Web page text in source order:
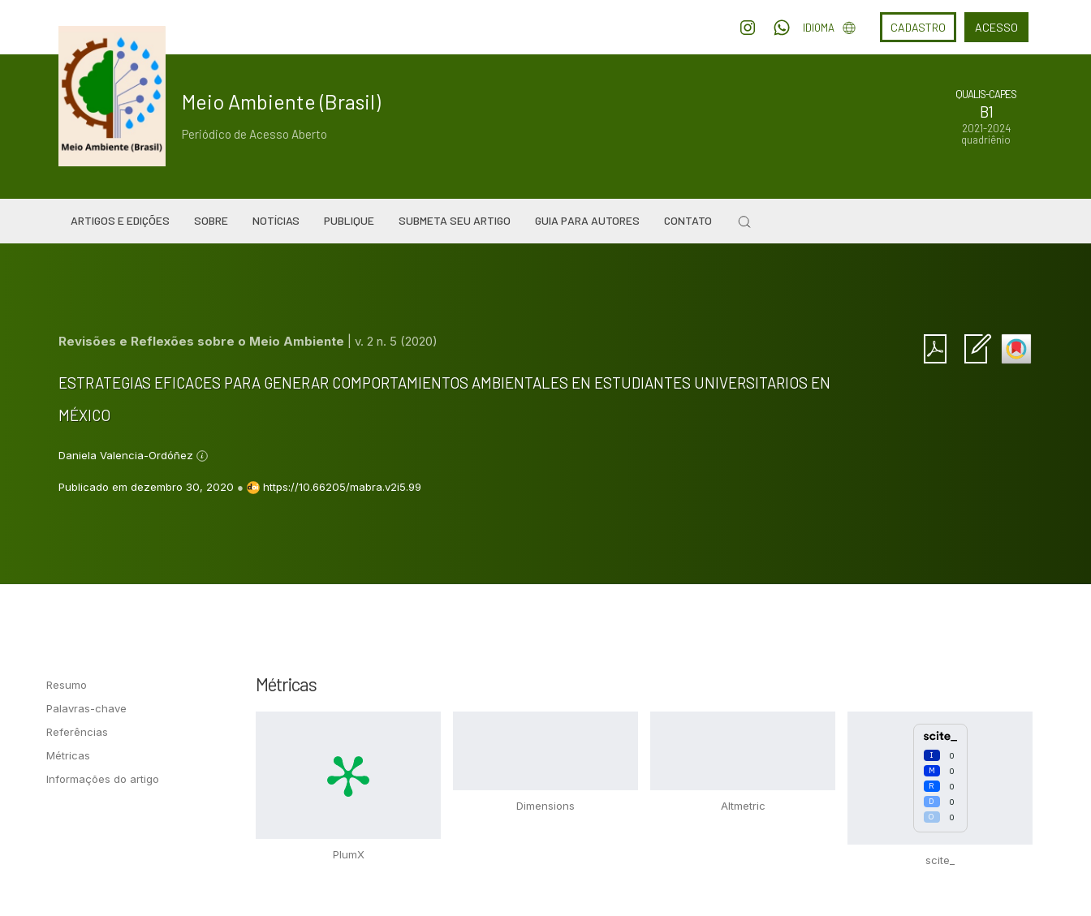
IDIOMA CADASTRO ACESSO
Meio Ambiente (Brasil)
Periódico de Acesso Aberto
QUALIS-CAPES
B1
2021-2024
quadriênio
ARTIGOS E EDIÇÕES SOBRE NOTÍCIAS PUBLIQUE SUBMETA SEU ARTIGO GUIA PARA AUTORES CONTATO
Revisões e Reflexões sobre o Meio Ambiente v. 2 n. 5 (2020)
ESTRATEGIAS EFICACES PARA GENERAR COMPORTAMIENTOS AMBIENTALES EN ESTUDIANTES UNIVERSITARIOS EN
MÉXICO
Daniela Valencia-Ordóñez
Publicado em dezembro 30, 2020 ● https://10.66205/mabra.v2i5.99
Resumo
Palavras-chave
Referências
Métricas
Informações do artigo
Métricas
PlumX
Dimensions Altmetric
0
0
0
0
0
0
scite_